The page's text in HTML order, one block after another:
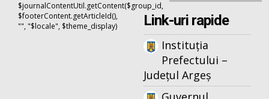
$journalContentUtil.getContent($group_id,
$footerContent.getArticleId(),
"", "$locale", $theme_display)
Link-uri rapide
Instituția
Prefectului –
Județul Argeș